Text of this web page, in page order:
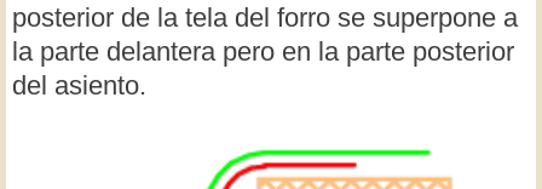
posterior de la tela del forro se superpone a
la parte delantera pero en la parte posterior
del asiento.